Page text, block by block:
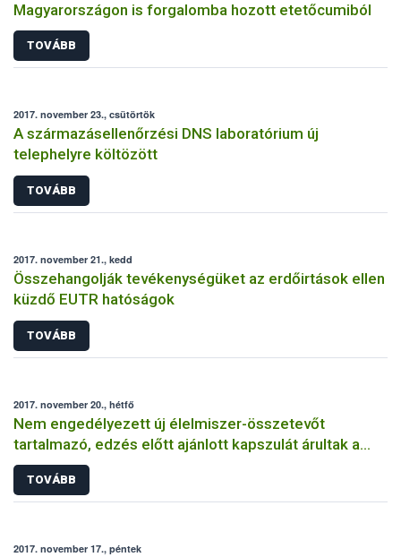
Magyarországon is forgalomba hozott etetőcumiból
TOVÁBB
2017. november 23., csütörtök
A származásellenőrzési DNS laboratórium új
telephelyre költözött
TOVÁBB
2017. november 21., kedd
Összehangolják tevékenységüket az erdőirtások ellen
küzdő EUTR hatóságok
TOVÁBB
2017. november 20., hétfő
Nem engedélyezett új élelmiszer-összetevőt
tartalmazó, edzés előtt ajánlott kapszulát árultak a
magyar webáruházakban
TOVÁBB
2017. november 17., péntek